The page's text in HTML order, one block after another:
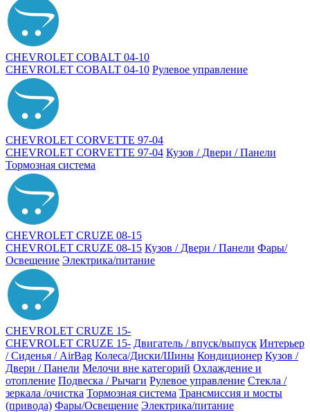
CHEVROLET COBALT 04-10
CHEVROLET COBALT 04-10 Рулевое управление
CHEVROLET CORVETTE 97-04
CHEVROLET CORVETTE 97-04 Кузов / Двери / Панели
Тормозная система
CHEVROLET CRUZE 08-15
CHEVROLET CRUZE 08-15 Кузов / Двери / Панели Фары/
Освещение Электрика/питание
CHEVROLET CRUZE 15-
CHEVROLET CRUZE 15- Двигатель / впуск/выпуск Интерьер
/ Сиденья / AirBag Колеса/Диски/Шины Кондиционер Кузов /
Двери / Панели Мелочи вне категорий Охлаждение и
отопление Подвеска / Рычаги Рулевое управление Стекла /
зеркала /очистка Тормозная система Трансмиссия и мосты
(привода) Фары/Освещение Электрика/питание